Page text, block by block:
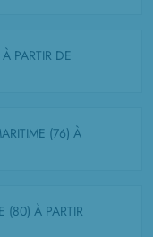
À PARTIR DE
MARITIME (76) À
(80) À PARTIR